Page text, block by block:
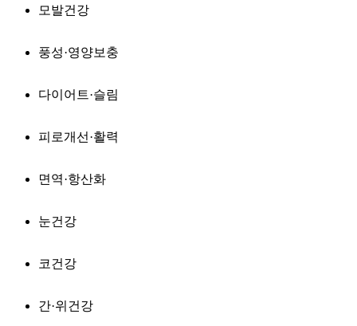
모발건강
풍성·영양보충
다이어트·슬림
피로개선·활력
면역·항산화
눈건강
코건강
간·위건강